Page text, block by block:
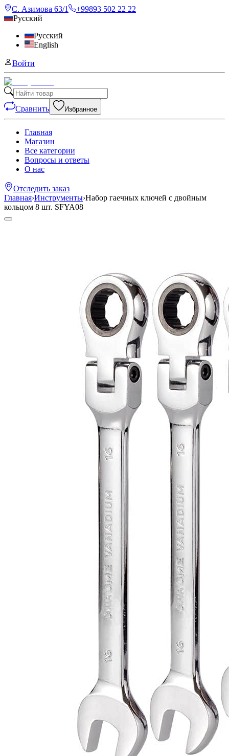
С. Азимова 63/1
+99893 502 22 22
Русский
Русский
English
Войти
Сравнить Избранное
Главная
Магазин
Все категории
Вопросы и ответы
О нас
Отследить заказ
Главная›Инструменты›Набор гаечных ключей с двойным
кольцом 8 шт. SFYA08